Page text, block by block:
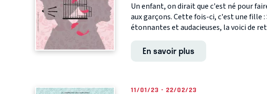
Un enfant, on dirait que c'est né pour
aux garçons. Cette fois-ci, c'est une fille
étonnantes et audacieuses, la voici de
En savoir plus
11/01/23 - 22/02/23